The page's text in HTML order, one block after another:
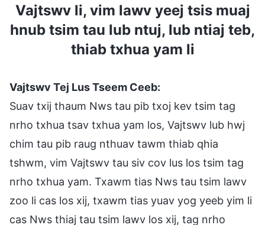
Vajtswv li, vim lawv yeej tsis muaj
hnub tsim tau lub ntuj, lub ntiaj teb,
thiab txhua yam li
Vajtswv Tej Lus Tseem Ceeb:
Suav txij thaum Nws tau pib txoj kev tsim tag
nrho txhua tsav txhua yam los, Vajtswv lub hwj
chim tau pib raug nthuav tawm thiab qhia
tshwm, vim Vajtswv tau siv cov lus los tsim tag
nrho txhua yam. Txawm tias Nws tau tsim lawv
zoo li cas los xij, txawm tias yuav yog yeeb yim li
cas Nws thiaj tau tsim lawv los xij, tag nrho